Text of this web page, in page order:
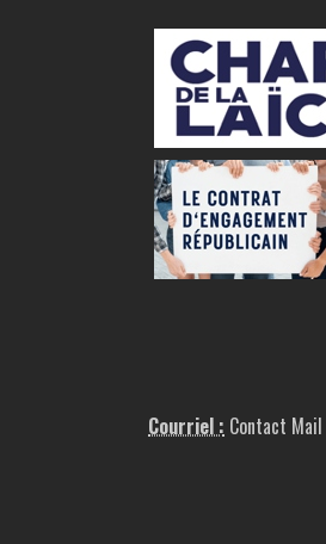
Courriel : Contact Mail